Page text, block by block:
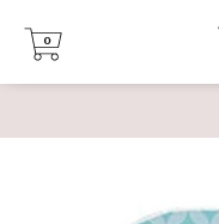
0
0